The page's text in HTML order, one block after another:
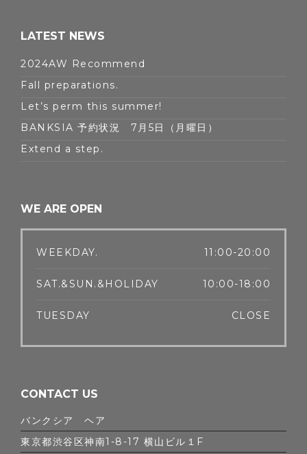
LATEST NEWS
2024AW Recommend
Fall preparations.
Let’s perm this summer!
BANKSIA 予約状況 7月5日（月曜日）
Extend a step.
WE ARE OPEN
WEEKDAY. 11:00-20:00
SAT.&SUN.&HOLIDAY 10:00-18:00
TUESDAY CLOSE
CONTACT US
バンクシア ヘア
東京都渋谷区神南1-8-17 横山ビル１F